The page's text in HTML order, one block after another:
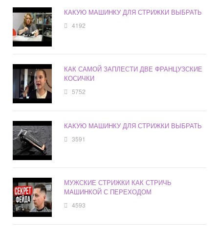
КАКУЮ МАШИНКУ ДЛЯ СТРИЖКИ ВЫБРАТЬ
4192
КАК САМОЙ ЗАПЛЕСТИ ДВЕ ФРАНЦУЗСКИЕ
КОСИЧКИ
5752
КАКУЮ МАШИНКУ ДЛЯ СТРИЖКИ ВЫБРАТЬ
3591
МУЖСКИЕ СТРИЖКИ КАК СТРИЧЬ
МАШИНКОЙ С ПЕРЕХОДОМ
4593